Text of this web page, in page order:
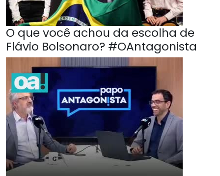
O que você achou da escolha de
Flávio Bolsonaro? #OAntagonista